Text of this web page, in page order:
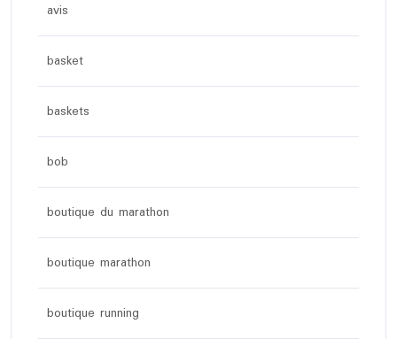
avis
basket
baskets
bob
boutique du marathon
boutique marathon
boutique running